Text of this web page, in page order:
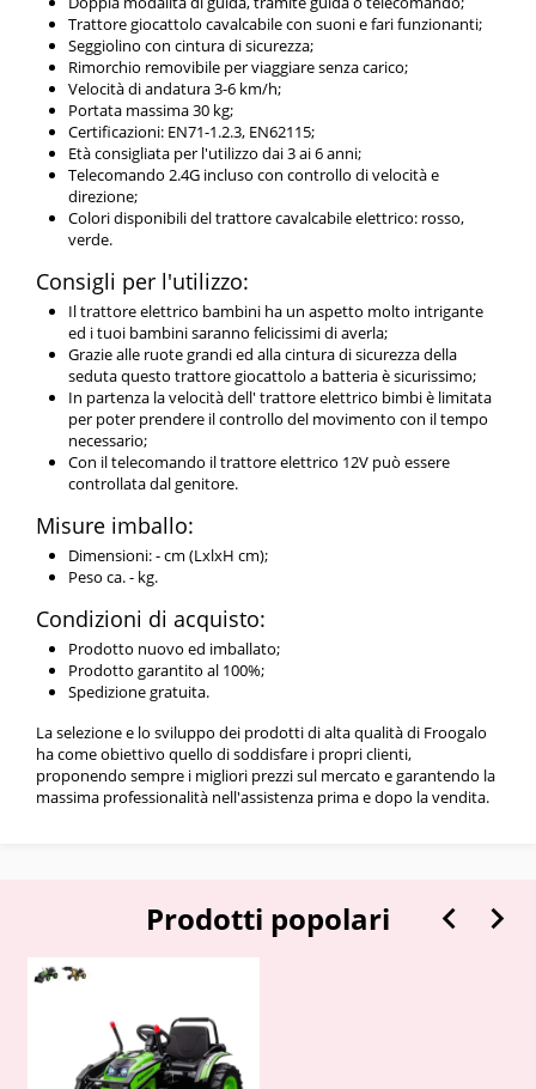
Trattore giocattolo cavalcabile con suoni e fari funzionanti;
Seggiolino con cintura di sicurezza;
Rimorchio removibile per viaggiare senza carico;
Velocità di andatura 3-6 km/h;
Portata massima 30 kg;
Certificazioni: EN71-1.2.3, EN62115;
Età consigliata per l'utilizzo dai 3 ai 6 anni;
Telecomando 2.4G incluso con controllo di velocità e
direzione;
Colori disponibili del trattore cavalcabile elettrico: rosso,
verde.
Consigli per l'utilizzo:
Il trattore elettrico bambini ha un aspetto molto intrigante
ed i tuoi bambini saranno felicissimi di averla;
Grazie alle ruote grandi ed alla cintura di sicurezza della
seduta questo trattore giocattolo a batteria è sicurissimo;
In partenza la velocità dell' trattore elettrico bimbi è limitata
per poter prendere il controllo del movimento con il tempo
necessario;
Con il telecomando il trattore elettrico 12V può essere
controllata dal genitore.
Misure imballo:
Dimensioni: - cm (LxlxH cm);
Peso ca. - kg.
Condizioni di acquisto:
Prodotto nuovo ed imballato;
Prodotto garantito al 100%;
Spedizione gratuita.
La selezione e lo sviluppo dei prodotti di alta qualità di Froogalo
ha come obiettivo quello di soddisfare i propri clienti,
proponendo sempre i migliori prezzi sul mercato e garantendo la
massima professionalità nell'assistenza prima e dopo la vendita.
Prodotti popolari  